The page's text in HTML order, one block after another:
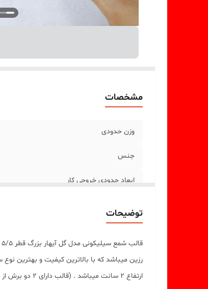
مشخصات
وزن حدودی
جنس
ابعاد حدودی خروجی کار
توضیحات
ارتفاع 2 سانت میباشد . (قالب دارای 2 دو برش از طرفین جهت درآوردن خروجی گل آیهار از قالب میباشد)